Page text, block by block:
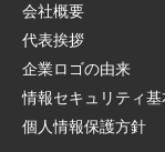
会社概要
代表挨拶
企業ロゴの由来
情報セキュリティ
個人情報保護方針